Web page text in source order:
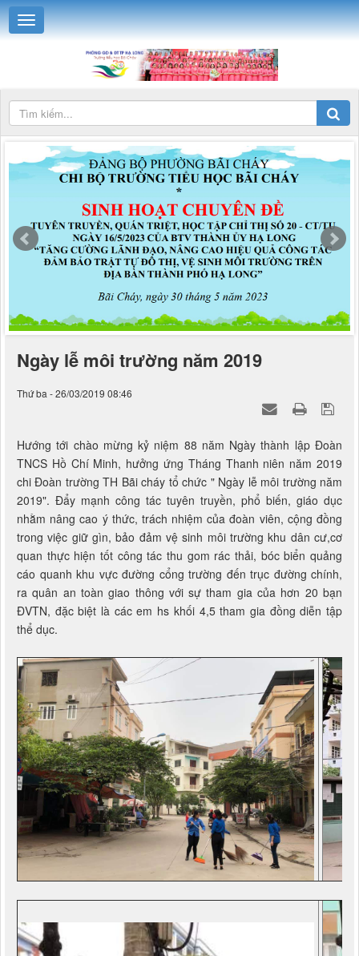
Ngày lễ môi trường năm 2019
Thứ ba - 26/03/2019 08:46
Hướng tới chào mừng kỷ niệm 88 năm Ngày thành lập Đoàn
TNCS Hồ Chí Minh, hưởng ứng Tháng Thanh niên năm 2019
chi Đoàn trường TH Bãi cháy tổ chức " Ngày lễ môi trường năm
2019". Đẩy mạnh công tác tuyên truyền, phổ biến, giáo dục
nhằm nâng cao ý thức, trách nhiệm của đoàn viên, cộng đồng
trong việc giữ gìn, bảo đảm vệ sinh môi trường khu dân cư,cơ
quan thực hiện tốt công tác thu gom rác thải, bóc biển quảng
cáo quanh khu vực đường cổng trường đến trục đường chính,
ra quân an toàn giao thông với sự tham gia của hơn 20 bạn
ĐVTN, đặc biệt là các em hs khối 4,5 tham gia đồng diễn tập
thể dục.